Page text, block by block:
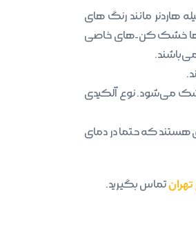
مانند رنگ های
ها خشک کن-های خاصی
خشک می‌شود. نوع آلکیدی
هستند که حتما در دمای
تماس بگیرید.